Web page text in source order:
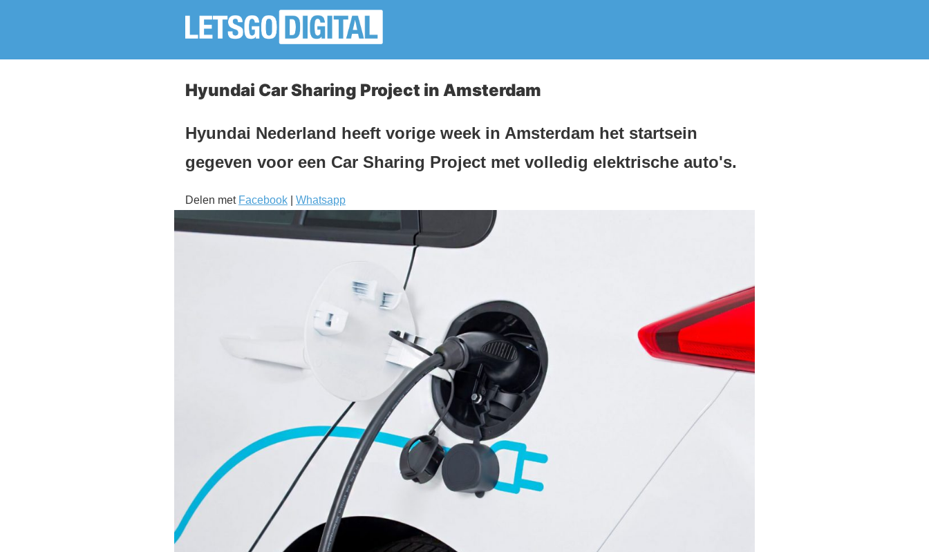
Hyundai Car Sharing Project in Amsterdam
Hyundai Nederland heeft vorige week in Amsterdam het startsein
gegeven voor een Car Sharing Project met volledig elektrische auto's.
Delen met Facebook Whatsapp